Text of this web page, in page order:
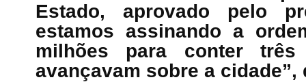
Estado, aprovado pelo
estamos assinando a
milhões para conter
avançavam sobre a cidade”,